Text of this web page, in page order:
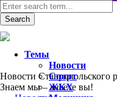
Новости Ставропольского
Знаем мы – знаете вы!
Темы
Новости
Спорт
ЖКХ